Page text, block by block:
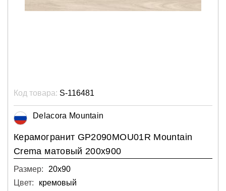
Код товара: S-116481
Delacora Mountain
Керамогранит GP2090MOU01R Mountain
Crema матовый 200х900
Размер:
20х90
Цвет:
кремовый